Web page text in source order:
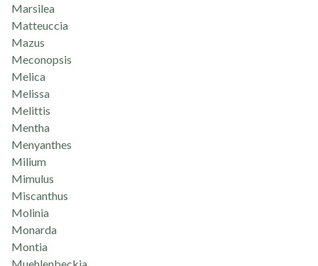
Marsilea
Matteuccia
Mazus
Meconopsis
Melica
Melissa
Melittis
Mentha
Menyanthes
Milium
Mimulus
Miscanthus
Molinia
Monarda
Montia
Muehlenbeckia